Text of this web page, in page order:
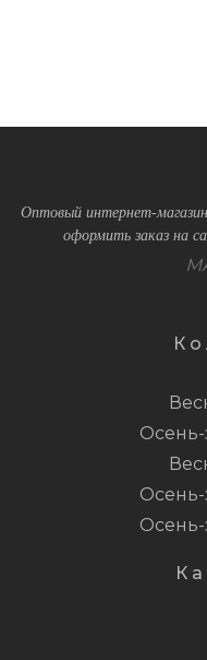
Оптовый интернет-
оформить заказ на